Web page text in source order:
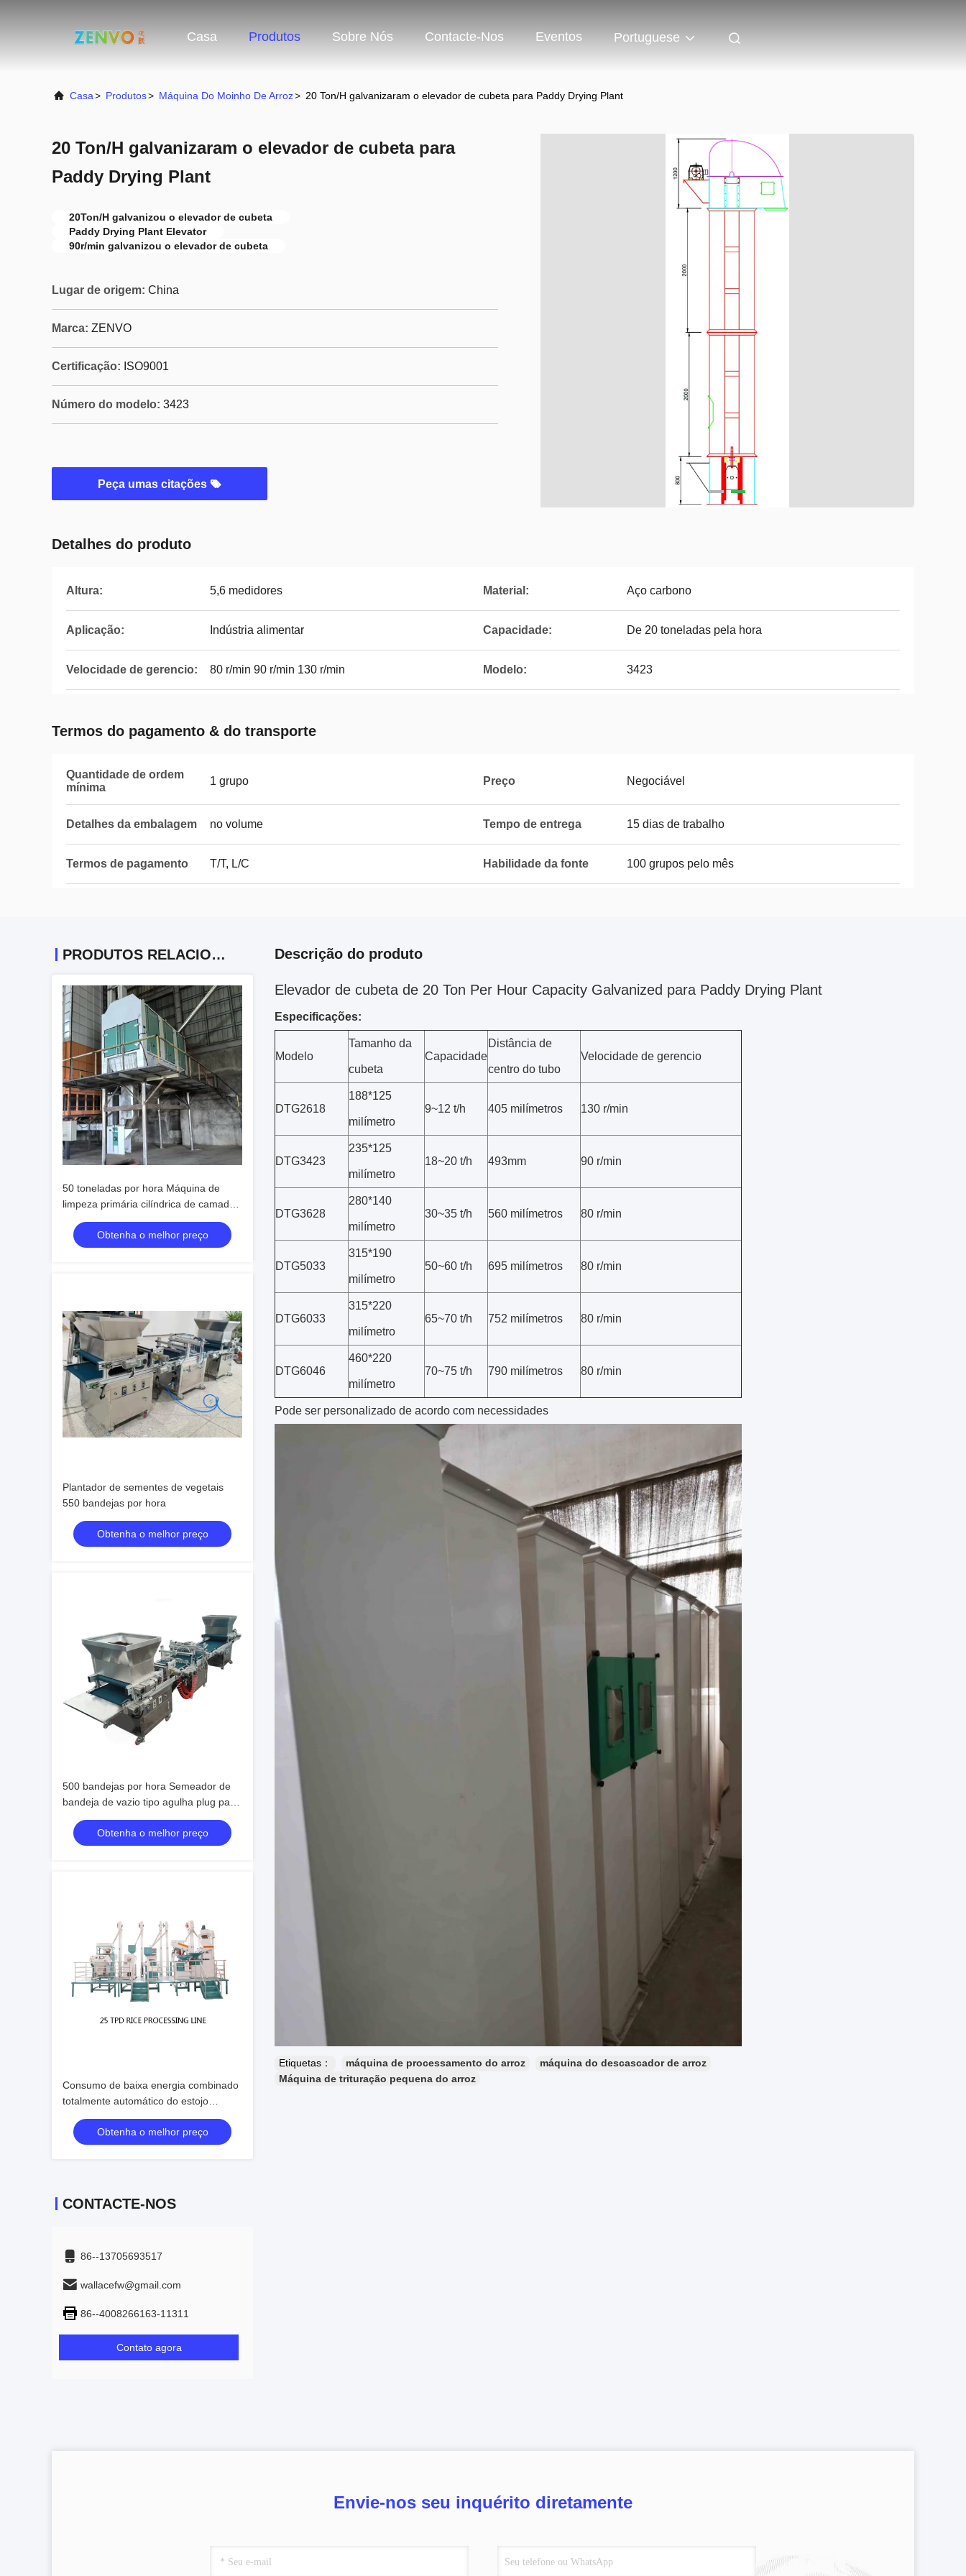
Casa Produtos Sobre Nós Contacte-Nos Eventos Portuguese
Casa> Produtos> Máquina Do Moinho De Arroz> 20 Ton/H galvanizaram o elevador de cubeta para Paddy Drying Plant
20 Ton/H galvanizaram o elevador de cubeta para
Paddy Drying Plant
20Ton/H galvanizou o elevador de cubeta
Paddy Drying Plant Elevator
90r/min galvanizou o elevador de cubeta
Lugar de origem: China
Marca: ZENVO
Certificação: ISO9001
Número do modelo: 3423
Peça umas citações
Detalhes do produto
Altura: 5,6 medidores Material: Aço carbono
Aplicação: Indústria alimentar Capacidade: De 20 toneladas pela hora
Velocidade de gerencio: 80 r/min 90 r/min 130 r/min Modelo: 3423
Termos do pagamento & do transporte
Quantidade de ordem
mínima
1 grupo Preço Negociável
Detalhes da embalagem no volume Tempo de entrega 15 dias de trabalho
Termos de pagamento T/T, L/C Habilidade da fonte 100 grupos pelo mês
PRODUTOS RELACIONADOS
50 toneladas por hora Máquina de
limpeza primária cilíndrica de camada
única
Obtenha o melhor preço
Plantador de sementes de vegetais
550 bandejas por hora
Obtenha o melhor preço
500 bandejas por hora Semeador de
bandeja de vazio tipo agulha plug para
morangos e tomates
Obtenha o melhor preço
Consumo de baixa energia combinado
totalmente automático do estojo
compacto da máquina do moinho de
arroz
Obtenha o melhor preço
CONTACTE-NOS
86--13705693517
wallacefw@gmail.com
86--4008266163-11311
Contato agora
Descrição do produto
Elevador de cubeta de 20 Ton Per Hour Capacity Galvanized para Paddy Drying Plant
Especificações:
Modelo
Tamanho da
cubeta
Capacidade
Distância de
centro do tubo
Velocidade de gerencio
DTG2618
188*125
milímetro
9~12 t/h 405 milímetros 130 r/min
DTG3423
235*125
milímetro
18~20 t/h 493mm 90 r/min
DTG3628
280*140
milímetro
30~35 t/h 560 milímetros 80 r/min
DTG5033
315*190
milímetro
50~60 t/h 695 milímetros 80 r/min
DTG6033
315*220
milímetro
65~70 t/h 752 milímetros 80 r/min
DTG6046
460*220
milímetro
70~75 t/h 790 milímetros 80 r/min
Pode ser personalizado de acordo com necessidades
Etiquetas： máquina de processamento do arroz
máquina do descascador de arroz
Máquina de trituração pequena do arroz
Envie-nos seu inquérito diretamente